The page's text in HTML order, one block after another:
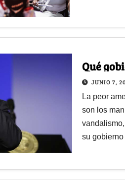
Qué
JUNIO 7,
La peor
son los
su gobierno